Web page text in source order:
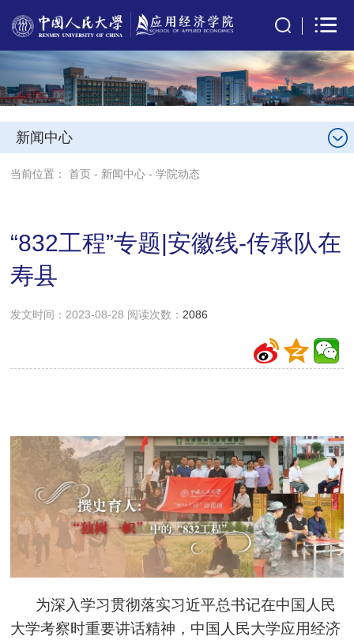
新闻中心
当前位置：首页 - 新闻中心 -学院动态
“832工程”专题|安徽线-传承队在
寿县
发文时间：2023-08-28 阅读次数： 2086
为深入学习贯彻落实习近平总书记在中国人民
大学考察时重要讲话精神， 中国人民大学应用经济